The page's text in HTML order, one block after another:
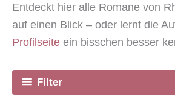
Entdeckt hier alle Romane von
auf einen Blick – oder lernt die
Profilseite ein bisschen besser
Filter